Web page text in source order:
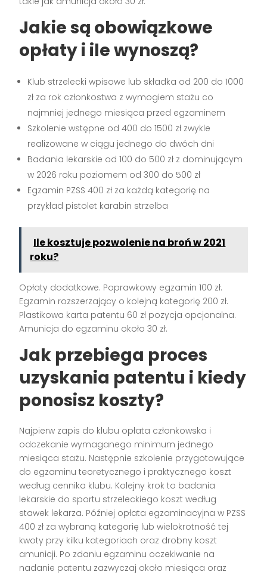
Jakie są obowiązkowe
opłaty i ile wynoszą?
Klub strzelecki wpisowe lub składka od 200 do 1000
zł za rok członkostwa z wymogiem stażu co
najmniej jednego miesiąca przed egzaminem
Szkolenie wstępne od 400 do 1500 zł zwykle
realizowane w ciągu jednego do dwóch dni
Badania lekarskie od 100 do 500 zł z dominującym
w 2026 roku poziomem od 300 do 500 zł
Egzamin PZSS 400 zł za każdą kategorię na
przykład pistolet karabin strzelba
Ile kosztuje pozwolenie na broń w 2021
roku?
Opłaty dodatkowe. Poprawkowy egzamin 100 zł.
Egzamin rozszerzający o kolejną kategorię 200 zł.
Plastikowa karta patentu 60 zł pozycja opcjonalna.
Amunicja do egzaminu około 30 zł.
Jak przebiega proces
uzyskania patentu i kiedy
ponosisz koszty?
Najpierw zapis do klubu opłata członkowska i
odczekanie wymaganego minimum jednego
miesiąca stażu. Następnie szkolenie przygotowujące
do egzaminu teoretycznego i praktycznego koszt
według cennika klubu. Kolejny krok to badania
lekarskie do sportu strzeleckiego koszt według
stawek lekarza. Później opłata egzaminacyjna w PZSS
400 zł za wybraną kategorię lub wielokrotność tej
kwoty przy kilku kategoriach oraz drobny koszt
amunicji. Po zdaniu egzaminu oczekiwanie na
nadanie patentu zazwyczaj około miesiąca oraz